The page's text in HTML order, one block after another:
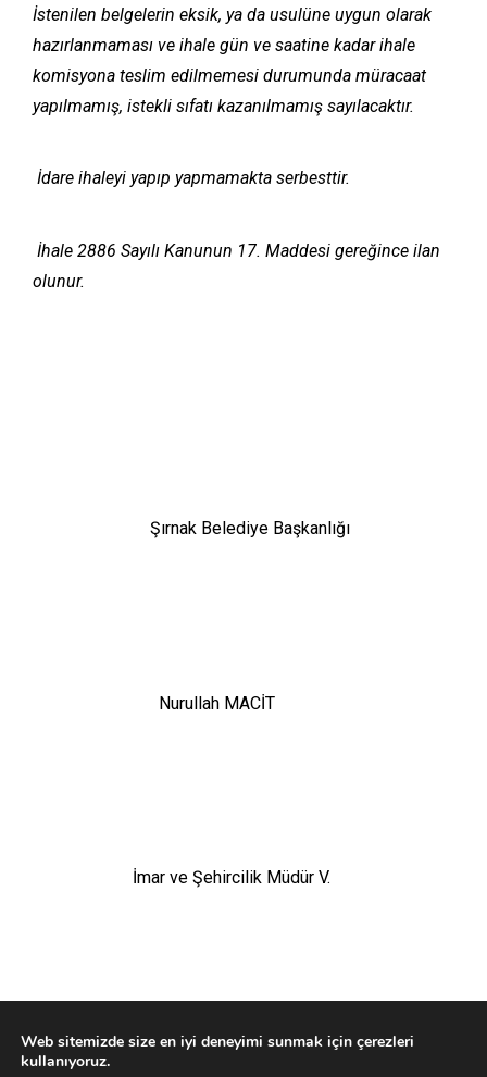
İstenilen belgelerin eksik, ya da usulüne uygun olarak
hazırlanmaması ve ihale gün ve saatine kadar ihale
komisyona teslim edilmemesi durumunda müracaat
yapılmamış, istekli sıfatı kazanılmamış sayılacaktır.
İdare ihaleyi yapıp yapmamakta serbesttir.
İhale 2886 Sayılı Kanunun 17. Maddesi gereğince ilan
olunur.
Şırnak Belediye Başkanlığı
Nurullah MACİT
İmar ve Şehircilik Müdür V.
Web sitemizde size en iyi deneyimi sunmak için çerezleri
kullanıyoruz.